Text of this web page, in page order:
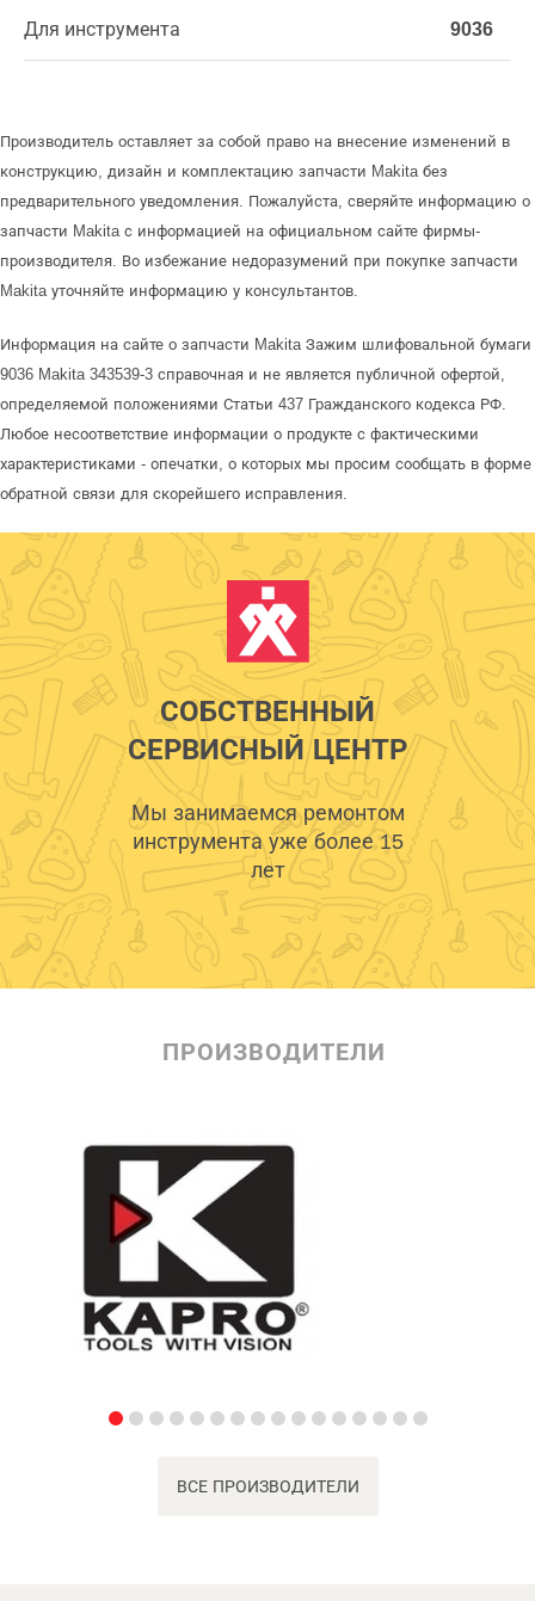
Для инструмента 9036
Производитель оставляет за собой право на внесение изменений в
конструкцию, дизайн и комплектацию запчасти Makita без
предварительного уведомления. Пожалуйста, сверяйте информацию о
запчасти Makita с информацией на официальном сайте фирмы-
производителя. Во избежание недоразумений при покупке запчасти
Makita уточняйте информацию у консультантов.
Информация на сайте о запчасти Makita Зажим шлифовальной бумаги
9036 Makita 343539-3 справочная и не является публичной офертой,
определяемой положениями Статьи 437 Гражданского кодекса РФ.
Любое несоответствие информации о продукте с фактическими
характеристиками - опечатки, о которых мы просим сообщать в форме
обратной связи для скорейшего исправления.
СОБСТВЕННЫЙ
СЕРВИСНЫЙ ЦЕНТР
Мы занимаемся ремонтом
инструмента уже более 15
лет
ПРОИЗВОДИТЕЛИ
ВСЕ ПРОИЗВОДИТЕЛИ